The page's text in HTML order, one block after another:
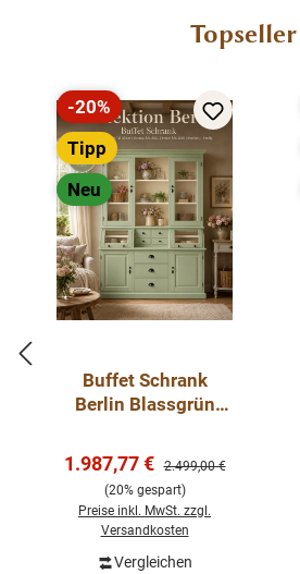
Produktgalerie überspringen
Topseller
Rabatt
-20%
Tipp
Neu
Buffet Schrank
Berlin Blassgrün
Landhausstil Kopie
Verkaufspreis:
1.987,77 € Regulärer Preis:
2.499,00 €
(20% gespart)
Preise inkl. MwSt. zzgl.
Versandkosten
Vergleichen